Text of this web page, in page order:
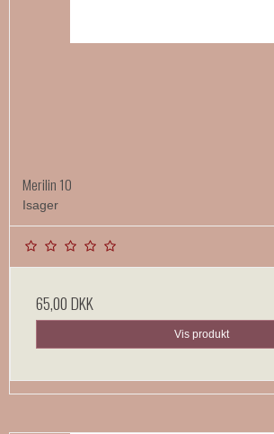
Merilin 10
Isager
65,00 DKK
Vis produkt